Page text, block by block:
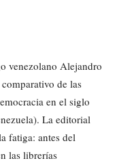
venezolano Alejandro
de las
en el siglo
La editorial
fatiga: antes del
las librerías